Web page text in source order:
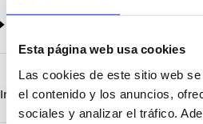
Esta página web usa cookies
Las cookies de este sitio web
el contenido y los anuncios,
sociales y analizar el tráfico.
Serie_1500.pdf
Información destacadaDetalles